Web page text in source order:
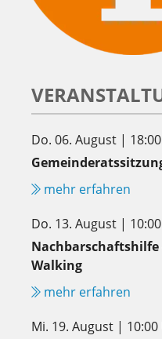
Do. 06. August |
mehr erfahren
Do. 13. August |
Nachbarschaftshilfe
Walking
mehr erfahren
Mi. 19. August |